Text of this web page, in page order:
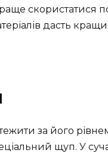
скористатися
дасть
за його
щуп. У